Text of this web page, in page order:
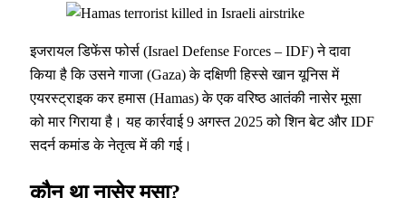
इजरायल डिफेंस फोर्स (Israel Defense Forces – IDF) ने दावा
किया है कि उसने गाजा (Gaza) के दक्षिणी हिस्से खान यूनिस में
एयरस्ट्राइक कर हमास (Hamas) के एक वरिष्ठ आतंकी नासेर मूसा
को मार गिराया है। यह कार्रवाई 9 अगस्त 2025 को शिन बेट और IDF
सदर्न कमांड के नेतृत्व में की गई।
कौन था नासेर मूसा?